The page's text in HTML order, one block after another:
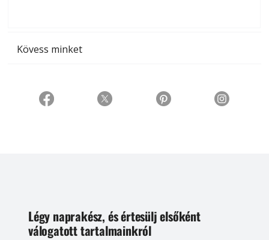
Kövess minket
Légy naprakész, és értesülj elsőként
válogatott tartalmainkról